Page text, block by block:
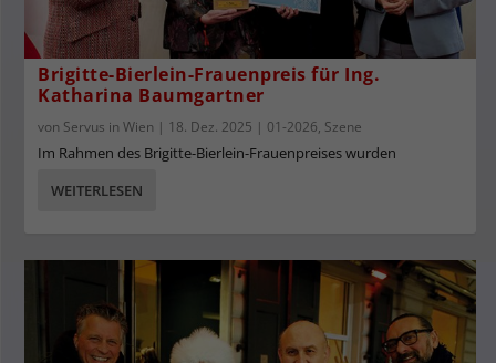
Brigitte-Bierlein-Frauenpreis für Ing.
Katharina Baumgartner
von Servus in Wien | 18. Dez. 2025 | 01-2026, Szene
Im Rahmen des Brigitte-Bierlein-Frauenpreises wurden
WEITERLESEN